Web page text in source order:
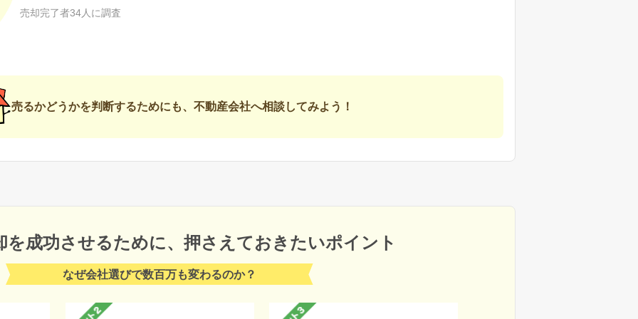
売却完了者34人に調査
売るかどうかを判断するためにも、不動産会社へ相談してみよう！
を成功させるために、 押さえておきたいポイント
なぜ会社選びで数百万も変わるのか？